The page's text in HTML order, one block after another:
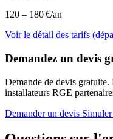
120 – 180 €/an
Voir le détail des tarifs
Demandez un devis
Demande de devis gratuite.
installateurs RGE
Demander un devis